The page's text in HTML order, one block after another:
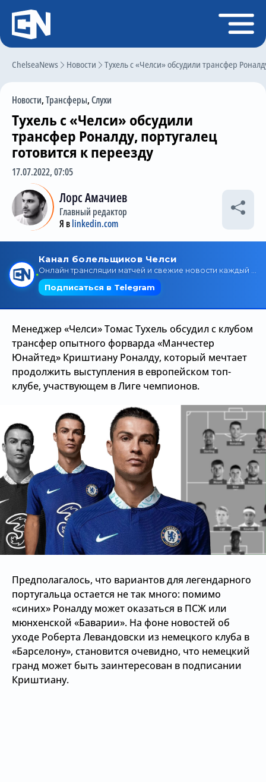
ChelseaNews Новости Тухель с «Челси» обсудили трансфер
Новости,Трансферы,Слухи
Тухель с «Челси» обсудили
трансфер Роналду, португалец
готовится к переезду
17.07.2022, 07:05
Лорс Амачиев
Главный редактор
Я вlinkedin.com
Менеджер «Челси» Томас Тухель обсудил с клубом
трансфер опытного форварда «Манчестер
Юнайтед» Криштиану Роналду, который мечтает
продолжить выступления в европейском топ-
клубе, участвующем в Лиге чемпионов.
Предполагалось, что вариантов для легендарного
португальца остается не так много: помимо
«синих» Роналду может оказаться в ПСЖ или
мюнхенской «Баварии». На фоне новостей об
уходе Роберта Левандовски из немецкого клуба в
«Барселону», становится очевидно, что немецкий
гранд может быть заинтересован в подписании
Криштиану.
Регистрация
Главная
Чат
Трансферы
Слухи
История Челси
Статистика
Календарь игр
Состав команды
Поиск по сайту
Трансляции
О сайте
Контакты